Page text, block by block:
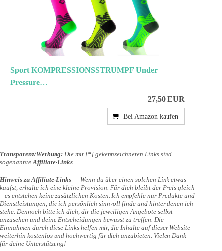
Sport KOMPRESSIONSSTRUMPF Under
Pressure…
27,50 EUR
Bei Amazon kaufen
Transparenz/Werbung: Die mit [*] gekennzeichneten Links sind
sogenannteAffiliate-Links.
Hinweis zu Affiliate-Links — Wenn du über einen solchen Link etwas
kaufst, erhalte ich eine kleine Provision. Für dich bleibt der Preis gleich
– es entstehen keine zusätzlichen Kosten. Ich empfehle nur Produkte und
Dienstleistungen, die ich persönlich sinnvoll finde und hinter denen ich
stehe. Dennoch bitte ich dich, dir die jeweiligen Angebote selbst
anzusehen und deine Entscheidungen bewusst zu treffen. Die
Einnahmen durch diese Links helfen mir, die Inhalte auf dieser Website
weiterhin kostenlos und hochwertig für dich anzubieten. Vielen Dank
für deine Unterstützung!